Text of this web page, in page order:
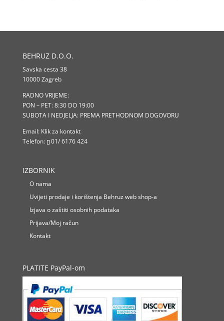
BEHRUZ D.O.O.
Savska cesta 38
10000 Zagreb
RADNO VRIJEME:
PON – PET: 8:30 DO 19:00
SUBOTA I NEDJELJA: PREMA PRETHODNOM DOGOVORU
Email: Klik za kontakt
Telefon:
01/ 6176 424
IZBORNIK
O nama
Uvijeti prodaje i korištenja Behruz web shop-a
Izjava o zaštiti osobnih podataka
Prijava/Moj račun
Kontakt
PLATITE PayPal-om